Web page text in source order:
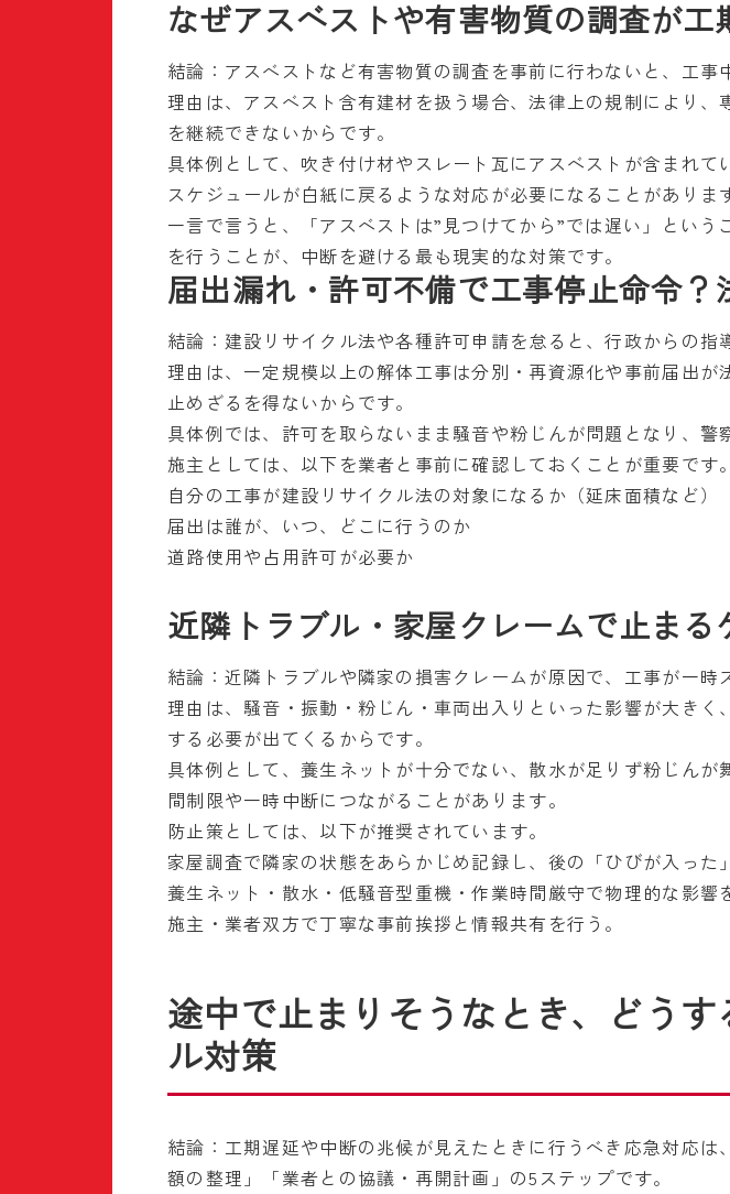
なぜアスベストや有害物質の調査が工
結論：アスベストなど有害物質の調査を事前に行わないと、工事
理由は、アスベスト含有建材を扱う場合、法律上の規制により
を継続できないからです。
具体例として、吹き付け材やスレート瓦にアスベストが含まれ
スケジュールが白紙に戻るような対応が必要になることがありま
一言で言うと、「アスベストは”見つけてから”では遅い」とい
を行うことが、中断を避ける最も現実的な対策です。
届出漏れ・許可不備で工事停止命令？
結論：建設リサイクル法や各種許可申請を怠ると、行政からの指
理由は、一定規模以上の解体工事は分別・再資源化や事前届出
止めざるを得ないからです。
具体例では、許可を取らないまま騒音や粉じんが問題となり、
施主としては、以下を業者と事前に確認しておくことが重要です。
自分の工事が建設リサイクル法の対象になるか（延床面積など）
届出は誰が、いつ、どこに行うのか
道路使用や占用許可が必要か
近隣トラブル・家屋クレームで止まる
結論：近隣トラブルや隣家の損害クレームが原因で、工事が一時
理由は、騒音・振動・粉じん・車両出入りといった影響が大き
する必要が出てくるからです。
具体例として、養生ネットが十分でない、散水が足りず粉じん
間制限や一時中断につながることがあります。
防止策としては、以下が推奨されています。
家屋調査で隣家の状態をあらかじめ記録し、後の「ひびが入った
養生ネット・散水・低騒音型重機・作業時間厳守で物理的な影響
施主・業者双方で丁寧な事前挨拶と情報共有を行う。
途中で止まりそうなとき、どう
ル対策
結論：工期遅延や中断の兆候が見えたときに行うべき応急対応
額の整理」「業者との協議・再開計画」の5ステップです。